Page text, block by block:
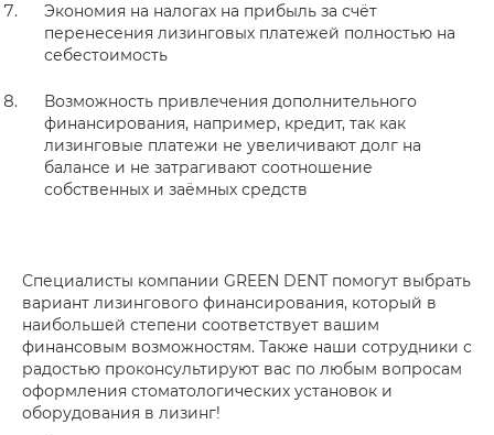
Экономия на налогах на прибыль за счёт
перенесения лизинговых платежей полностью на
себестоимость
Возможность привлечения дополнительного
финансирования, например, кредит, так как
лизинговые платежи не увеличивают долг на
балансе и не затрагивают соотношение
собственных и заёмных средств
Специалисты компании GREEN DENT помогут выбрать
вариант лизингового финансирования, который в
наибольшей степени соответствует вашим
финансовым возможностям. Также наши сотрудники с
радостью проконсультируют вас по любым вопросам
оформления стоматологических установок и
оборудования в лизинг!